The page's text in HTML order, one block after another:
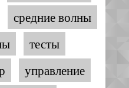
средние волны
тесты
управление